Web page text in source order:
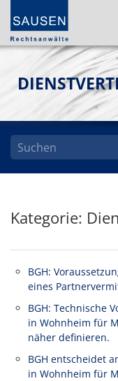
Kategorie:
BGH:
eines
BGH: Technische
in Wohnheim für
näher definieren.
BGH entscheidet
in Wohnheim für